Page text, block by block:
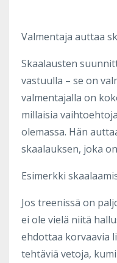
Valmentaja auttaa
Skaalausten
vastuulla – se on
valmentajalla on
millaisia
olemassa. Hän
skaalauksen, joka
Esimerkki
Jos treenissä on
ei ole vielä niitä
ehdottaa korvaavia
tehtäviä vetoja,